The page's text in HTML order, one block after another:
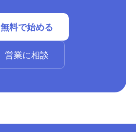
無料で始める
営業に相談